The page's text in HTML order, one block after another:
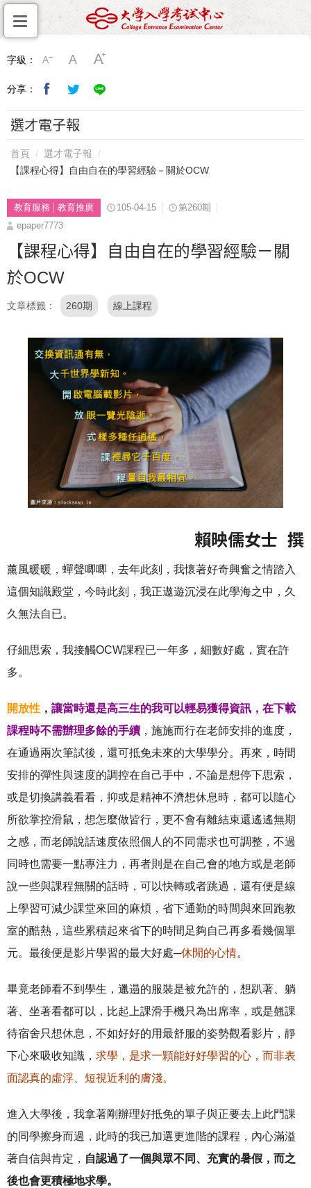
字級：
分享：
選才電子報
首頁
選才電子報
【課程心得】自由自在的學習經驗－關於OCW
教育服務 教育推廣 105-04-15
第260期
epaper7773
【課程心得】自由自在的學習經驗－關
於OCW
文章標籤 260期 線上課程
賴映儒女士 撰
薰風暖暖，蟬聲唧唧，去年此刻，我懷著好奇興奮之情踏入
這個知識殿堂，今時此刻，我正遨遊沉浸在此學海之中，久
久無法自已。
仔細思索，我接觸OCW課程已一年多，細數好處，實在許
多。
開放性 ， 讓當時還是高三生的我可以輕易獲得資訊，在下載
課程時不需辦理多餘的手續 ，施施而行在老師安排的進度，
在通過兩次筆試後，還可抵免未來的大學學分。再來，時間
安排的彈性與速度的調控在自己手中，不論是想停下思索，
或是切換講義看看，抑或是精神不濟想休息時，都可以隨心
所欲掌控滑鼠，想怎麼做皆行，更不會有離結束還遙遙無期
之感，而老師說話速度依照個人的不同需求也可調整，不過
同時也需要一點專注力，再者則是在自己會的地方或是老師
說一些與課程無關的話時，可以快轉或者跳過，還有便是線
上學習可減少課堂來回的麻煩，省下通勤的時間與來回跑教
室的酷熱，這些累積起來省下的時間足夠自己再多看幾個單
元。最後便是影片學習的最大好處─休閒的心情。
畢竟老師看不到學生，邋遢的服裝是被允許的，想趴著、躺
著、坐著看都可以，比起上課滑手機只為出席率，或是翹課
待宿舍只想休息，不如好好的用最舒服的姿勢觀看影片，靜
下心來吸收知識， 求學，是求一顆能好好學習的心，而非表
面認真的虛浮、短視近利的膚淺。
進入大學後，我拿著剛辦理好抵免的單子與正要去上此門課
的同學擦身而過，此時的我已加選更進階的課程，內心滿溢
著自信與肯定， 自認過了一個與眾不同、充實的暑假，而之
後也會更積極地求學。